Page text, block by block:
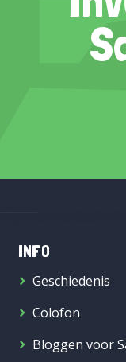
INFO
Geschiedenis
Colofon
Bloggen voor